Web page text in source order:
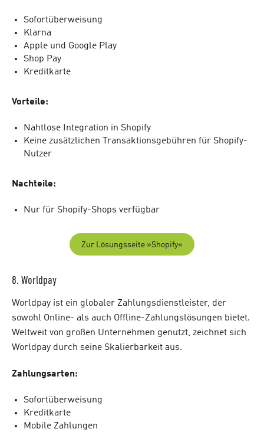
Sofortüberweisung
Klarna
Apple und Google Play
Shop Pay
Kreditkarte
Vorteile:
Nahtlose Integration in Shopify
Keine zusätzlichen Transaktionsgebühren für Shopify-
Nutzer
Nachteile:
Nur für Shopify-Shops verfügbar
Zur Lösungsseite »Shopify«
8. Worldpay
Worldpay ist ein globaler Zahlungsdienstleister, der
sowohl Online- als auch Offline-Zahlungslösungen bietet.
Weltweit von großen Unternehmen genutzt, zeichnet sich
Worldpay durch seine Skalierbarkeit aus.
Zahlungsarten:
Sofortüberweisung
Kreditkarte
Mobile Zahlungen